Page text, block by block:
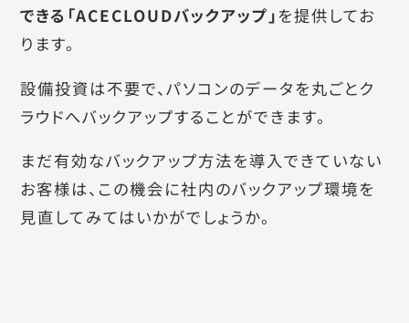
できる「ACECLOUDバックアップ」 を提供してお
ります。
設備投資は不要で、パソコンのデータを丸ごとク
ラウドへバックアップすることができます。
まだ有効なバックアップ方法を導入できていない
お客様は、この機会に社内のバックアップ環境を
見直してみてはいかがでしょうか。